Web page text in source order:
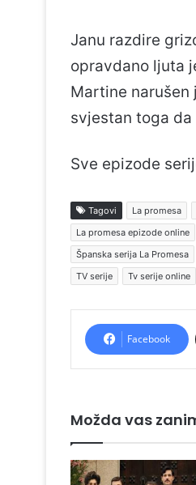
Janu razdire
opravdano ljuta
Martine narušen
svjestan toga
Sve epizode
Tagovi La promesa
La promesa epizode online
Španska serija La Promesa
TV serije
Tv serije online
Facebook
Možda vas